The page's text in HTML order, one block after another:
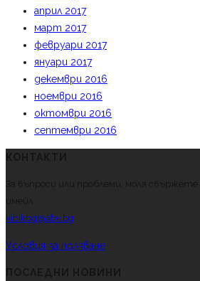
април 2017
март 2017
февруари 2017
януари 2017
декември 2016
ноември 2016
октомври 2016
септември 2016
За въпроси или проблеми, моля свържете
имейл.
kibikbg@abv.bg
Условия за ползване